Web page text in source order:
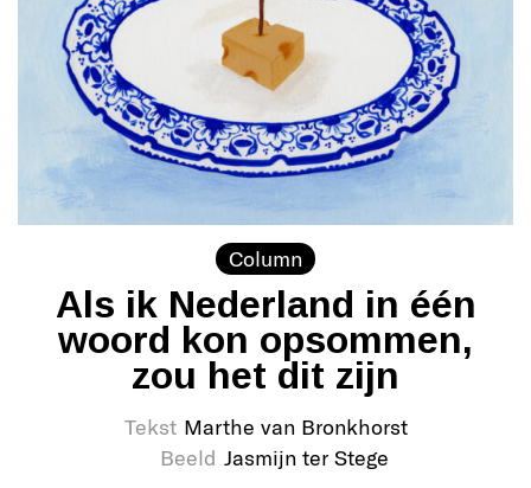
Column
Als ik Nederland in één
woord kon opsommen,
zou het dit zijn
Tekst Marthe van Bronkhorst
Beeld Jasmijn ter Stege